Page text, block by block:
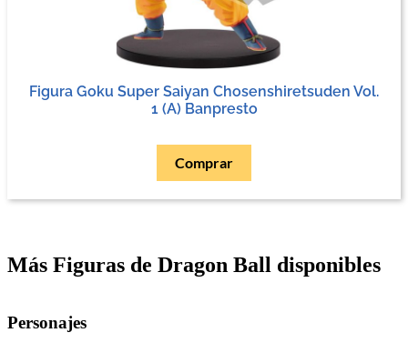
Figura Goku Super Saiyan Chosenshiretsuden Vol.
1 (A) Banpresto
Comprar
Más Figuras de Dragon Ball disponibles
Personajes